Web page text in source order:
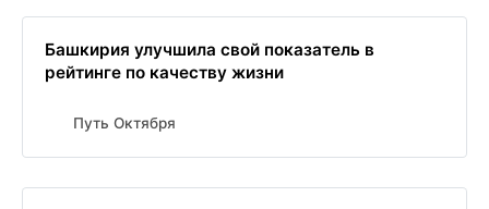
Башкирия улучшила свой показатель в
рейтинге по качеству жизни
Путь Октября